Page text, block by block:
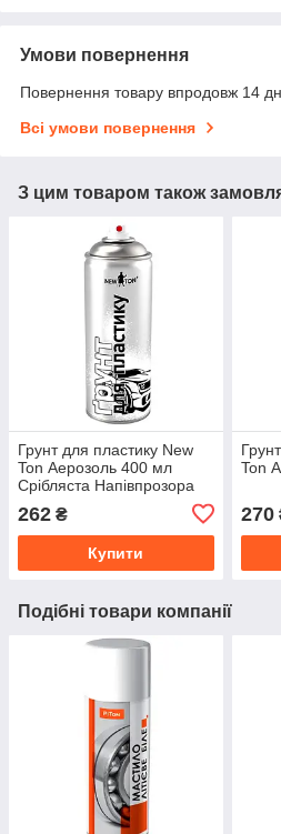
Умови повернення
Повернення товару впродовж 14
Всі умови повернення
З цим товаром також
Грунт для пластику New
Ton Аерозоль 400 мл
Срібляста Напівпрозора
262 ₴
Купити
Ton
270
Подібні товари компанії